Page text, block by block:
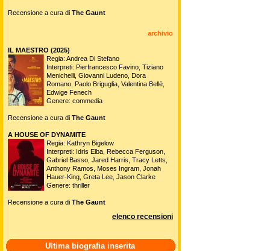
Recensione a cura di The Gaunt
archivio
IL MAESTRO (2025)
Regia: Andrea Di Stefano
Interpreti: Pierfrancesco Favino, Tiziano
Menichelli, Giovanni Ludeno, Dora
Romano, Paolo Briguglia, Valentina Bellè,
Edwige Fenech
Genere: commedia
Recensione a cura di The Gaunt
A HOUSE OF DYNAMITE
Regia: Kathryn Bigelow
Interpreti: Idris Elba, Rebecca Ferguson,
Gabriel Basso, Jared Harris, Tracy Letts,
Anthony Ramos, Moses Ingram, Jonah
Hauer-King, Greta Lee, Jason Clarke
Genere: thriller
Recensione a cura di The Gaunt
elenco recensioni
Ultima biografia inserita